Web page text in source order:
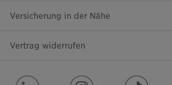
Versicherung in der Nähe
Vertrag widerrufen